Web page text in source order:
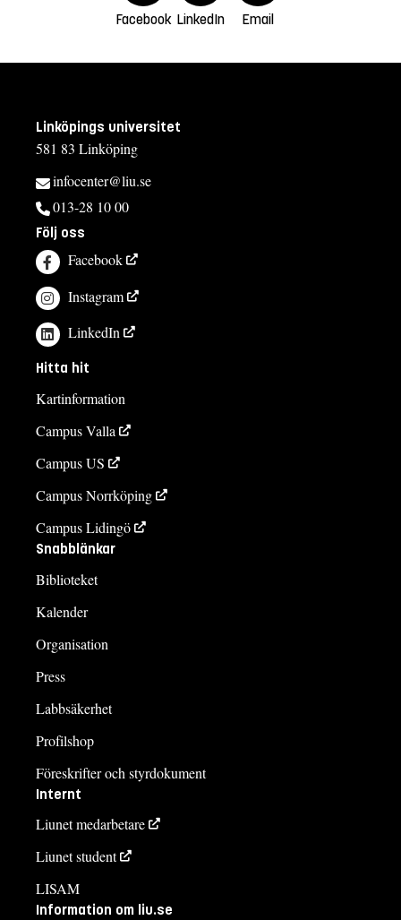
Facebook LinkedIn Email
Linköpings universitet
581 83 Linköping
infocenter@liu.se
013-28 10 00
Följ oss
Facebook
Instagram
LinkedIn
Hitta hit
Kartinformation
Campus Valla
Campus US
Campus Norrköping
Campus Lidingö
Snabblänkar
Biblioteket
Kalender
Organisation
Press
Labbsäkerhet
Profilshop
Föreskrifter och styrdokument
Internt
Liunet medarbetare
Liunet student
LISAM
Information om liu.se